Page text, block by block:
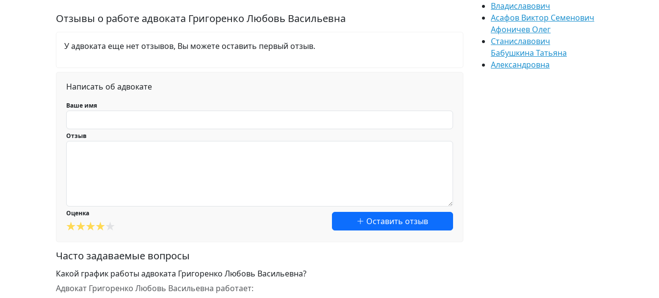
Отзывы о работе адвоката Григоренко Любовь Васильевна
У адвоката еще нет отзывов, Вы можете оставить первый отзыв.
Написать об адвокате
Ваше имя
Отзыв
Оценка
Оставить отзыв
Часто задаваемые вопросы
Какой график работы адвоката Григоренко Любовь Васильевна?
Адвокат Григоренко Любовь Васильевна работает:
Владиславович
Асафов Виктор Семенович
Афоничев Олег
Станиславович
Бабушкина Татьяна
Александровна